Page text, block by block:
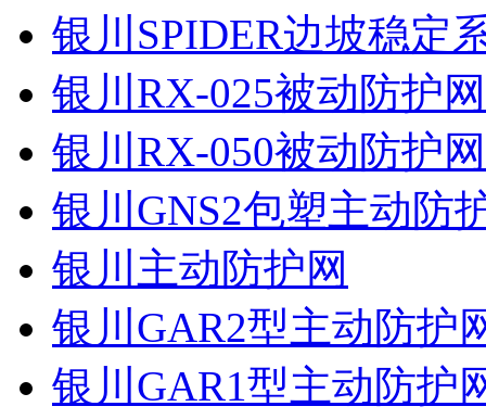
银川SPIDER边坡稳定
银川RX-025被动防护
银川RX-050被动防护
银川GNS2包塑主动防
银川主动防护网
银川GAR2型主动防护
银川GAR1型主动防护